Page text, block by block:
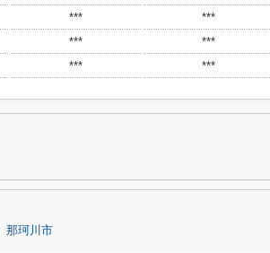
*** ***
*** ***
*** ***
那珂川市